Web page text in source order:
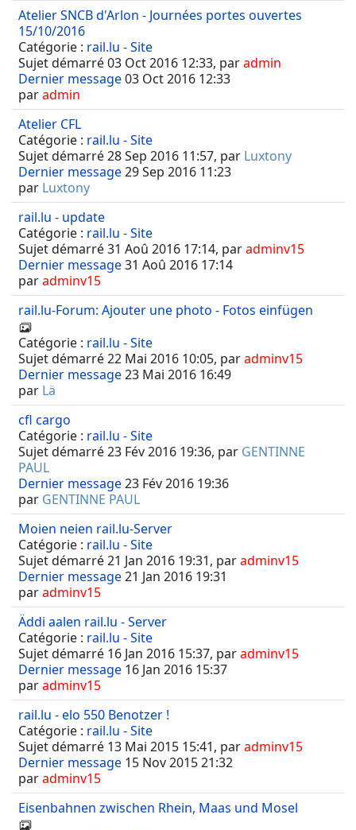
Atelier SNCB d'Arlon - Journées portes ouvertes
15/10/2016
Catégorie : rail.lu - Site
Sujet démarré 03 Oct 2016 12:33, paradmin
Dernier message03 Oct 2016 12:33
paradmin
Atelier CFL
Catégorie : rail.lu - Site
Sujet démarré 28 Sep 2016 11:57, par Luxtony
Dernier message29 Sep 2016 11:23
par Luxtony
rail.lu - update
Catégorie : rail.lu - Site
Sujet démarré 31 Aoû 2016 17:14, paradminv15
Dernier message31 Aoû 2016 17:14
paradminv15
rail.lu-Forum: Ajouter une photo - Fotos einfügen
Catégorie : rail.lu - Site
Sujet démarré 22 Mai 2016 10:05, paradminv15
Dernier message23 Mai 2016 16:49
par Lä
cfl cargo
Catégorie : rail.lu - Site
Sujet démarré 23 Fév 2016 19:36, par GENTINNE
PAUL
Dernier message23 Fév 2016 19:36
par GENTINNE PAUL
Moien neien rail.lu-Server
Catégorie : rail.lu - Site
Sujet démarré 21 Jan 2016 19:31, paradminv15
Dernier message21 Jan 2016 19:31
paradminv15
Äddi aalen rail.lu - Server
Catégorie : rail.lu - Site
Sujet démarré 16 Jan 2016 15:37, paradminv15
Dernier message 16 Jan 2016 15:37
paradminv15
rail.lu - elo 550 Benotzer !
Catégorie : rail.lu - Site
Sujet démarré 13 Mai 2015 15:41, paradminv15
Dernier message 15 Nov 2015 21:32
paradminv15
Eisenbahnen zwischen Rhein, Maas und Mosel